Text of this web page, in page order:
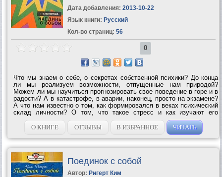
Дата добавления: 2013-10-22
Язык книги: Русский
Кол-во страниц: 56
0
Что мы знаем о себе, о секретах собственной психики? До конца
ли мы реализуем возможности, отпущенные нам природой?
Можем ли мы научиться прогнозировать свое поведение в горе и в
радости? А в катастрофе, в аварии, наконец, просто на экзамене?
А что нам известно о том, как формировался в веках психический
склад личности? О том, что такое стресс и как изучают его
психологи? Человек и становление его духовного мира, парадоксы
нашей...О КНИГЕ ОТЗЫВЫ В ИЗБРАННОЕ ЧИТАТЬ
Поединок с собой
Автор: Ригерт Ким